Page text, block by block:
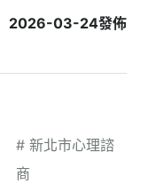
2026-03-24發佈
# 新北市心理諮
商